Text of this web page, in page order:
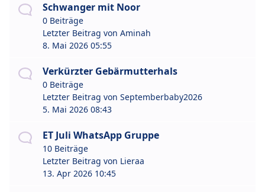
Schwanger mit Noor
0 Beiträge
Letzter Beitrag von Aminah
8. Mai 2026 05:55
Verkürzter Gebärmutterhals
0 Beiträge
Letzter Beitrag von Septemberbaby2026
5. Mai 2026 08:43
ET Juli WhatsApp Gruppe
10 Beiträge
Letzter Beitrag von Lieraa
13. Apr 2026 10:45